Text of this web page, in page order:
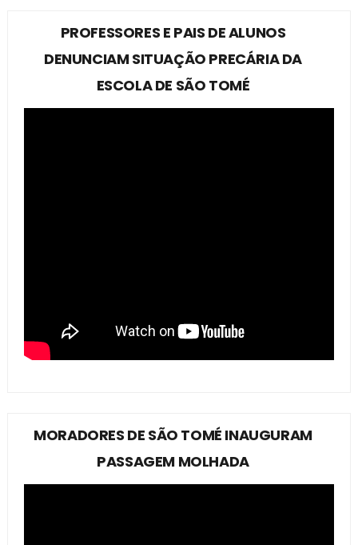
PROFESSORES E PAIS DE ALUNOS
DENUNCIAM SITUAÇÃO PRECÁRIA DA
ESCOLA DE SÃO TOMÉ
MORADORES DE SÃO TOMÉ INAUGURAM
PASSAGEM MOLHADA